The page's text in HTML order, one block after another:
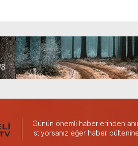
Günün önemli haberlerinden
istiyorsanız eğer haber